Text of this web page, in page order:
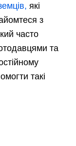
які
з
часто
та
такі